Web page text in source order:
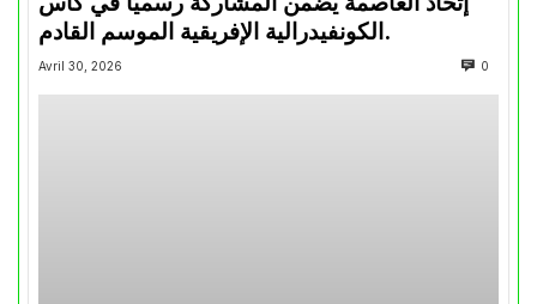
الكونفيدرالية الإفريقية الموسم القادم.
Avril 30, 2026 0